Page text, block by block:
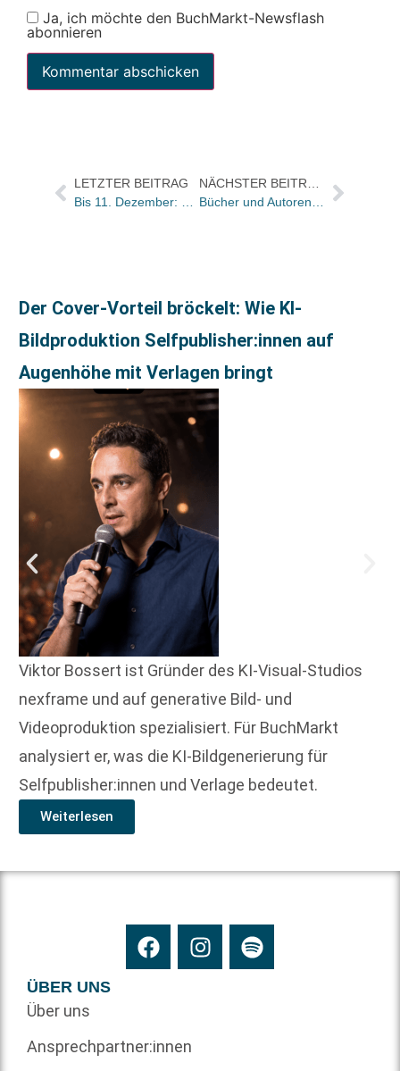
Ja, ich möchte den BuchMarkt-Newsflash
abonnieren
LETZTER BEITRAG
Der Cover-Vorteil bröckelt: Wie KI-
Bildproduktion Selfpublisher:innen auf
Augenhöhe mit Verlagen bringt
Viktor Bossert ist Gründer des KI-Visual-Studios
nexframe und auf generative Bild- und
Videoproduktion spezialisiert. Für BuchMarkt
analysiert er, was die KI-Bildgenerierung für
Selfpublisher:innen und Verlage bedeutet.
Weiterlesen
ÜBER UNS
Über uns
Ansprechpartner:innen